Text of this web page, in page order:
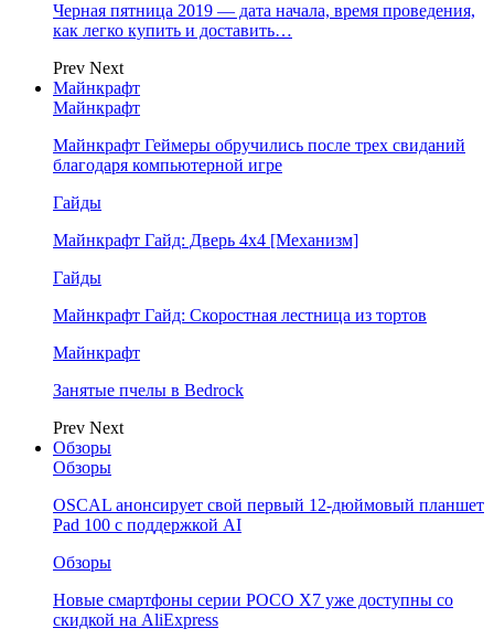
Черная пятница 2019 — дата начала, время проведения,
как легко купить и доставить…
Prev Next
Майнкрафт
Майнкрафт
Майнкрафт Геймеры обручились после трех свиданий
благодаря компьютерной игре
Гайды
Майнкрафт Гайд: Дверь 4х4 [Механизм]
Гайды
Майнкрафт Гайд: Скоростная лестница из тортов
Майнкрафт
Занятые пчелы в Bedrock
Prev Next
Обзоры
Обзоры
OSCAL анонсирует свой первый 12-дюймовый планшет
Pad 100 с поддержкой AI
Обзоры
Новые смартфоны серии POCO X7 уже доступны со
скидкой на AliExpress